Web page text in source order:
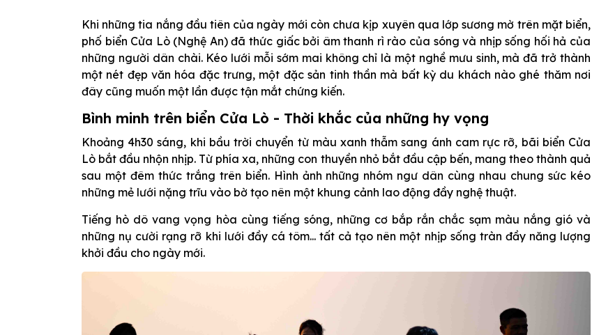
Khi những tia nắng đầu tiên của ngày mới còn chưa kịp xuyên qua lớp sương mờ trên mặt biển,
phố biển Cửa Lò (Nghệ An) đã thức giấc bởi âm thanh rì rào của sóng và nhịp sống hối hả của
những người dân chài. Kéo lưới mỗi sớm mai không chỉ là một nghề mưu sinh, mà đã trở thành
một nét đẹp văn hóa đặc trưng, một đặc sản tinh thần mà bất kỳ du khách nào ghé thăm nơi
đây cũng muốn một lần được tận mắt chứng kiến.
Bình minh trên biển Cửa Lò - Thời khắc của những hy vọng
Khoảng 4h30 sáng, khi bầu trời chuyển từ màu xanh thẫm sang ánh cam rực rỡ, bãi biển Cửa
Lò bắt đầu nhộn nhịp. Từ phía xa, những con thuyền nhỏ bắt đầu cập bến, mang theo thành quả
sau một đêm thức trắng trên biển. Hình ảnh những nhóm ngư dân cùng nhau chung sức kéo
những mẻ lưới nặng trĩu vào bờ tạo nên một khung cảnh lao động đầy nghệ thuật.
Tiếng hò dô vang vọng hòa cùng tiếng sóng, những cơ bắp rắn chắc sạm màu nắng gió và
những nụ cười rạng rỡ khi lưới đầy cá tôm... tất cả tạo nên một nhịp sống tràn đầy năng lượng
khởi đầu cho ngày mới.